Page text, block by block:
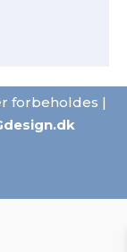
forbeholdes |